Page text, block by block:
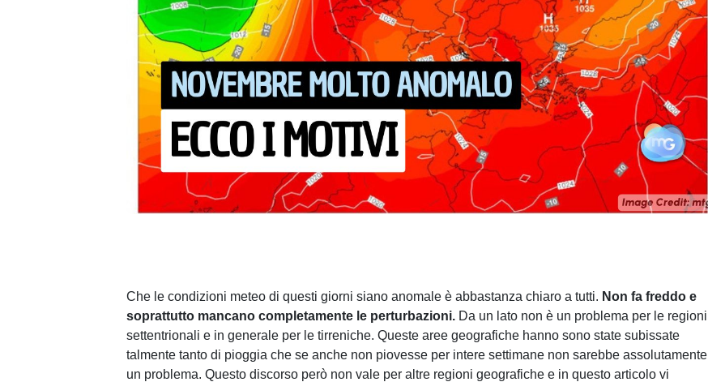
Che le condizioni meteo di questi giorni siano anomale è abbastanza chiaro a tutti. Non fa freddo e
soprattutto mancano completamente le perturbazioni. Da un lato non è un problema per le regioni
settentrionali e in generale per le tirreniche. Queste aree geografiche hanno sono state subissate
talmente tanto di pioggia che se anche non piovesse per intere settimane non sarebbe assolutamente
un problema. Questo discorso però non vale per altre regioni geografiche e in questo articolo vi